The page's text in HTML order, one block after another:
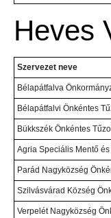
Heves
Szervezet neve
Bélapátfalva
Bélapátfalvi Önkéntes
Bükkszék Önkéntes
Agria Speciális Mentő
Parád Nagyközség
Szilvásvárad Község
Verpelét Nagyközség